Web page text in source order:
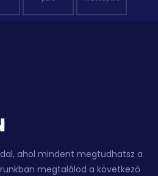
ahol mindent megtudhatsz a
megtalálod a következő